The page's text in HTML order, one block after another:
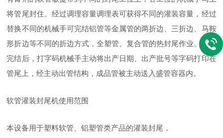
将管尾封住。经过调理容量调理表可获得不同的灌装容量，经过
替换不同的机械手可完结铝管等金属管的两折边、三折边、马鞍
形折边等不同的折边方式，全塑管、复合管的热封尾作业。封尾
完结后，打字码机械手主动将出产日期、出产批号等字码打印在
管尾上，经主动出管结构，成品管被主动送入盛管容器内。
软管灌装封尾机使用范围
本设备用于塑料软管、铝塑管类产品的灌装封尾，